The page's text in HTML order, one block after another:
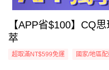
【APP省$100】CQ
萃
超取滿NT$599免運 國家/地區